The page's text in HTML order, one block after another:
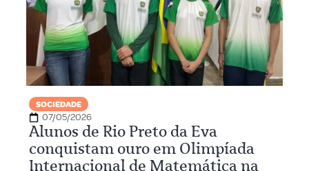
SOCIEDADE
07/05/2026
Alunos de Rio Preto da Eva
conquistam ouro em Olimpíada
Internacional de Matemática na